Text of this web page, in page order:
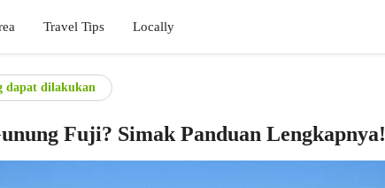
Travel Tips Locally
dapat dilakukan
Fuji? Simak Panduan Lengkapnya!